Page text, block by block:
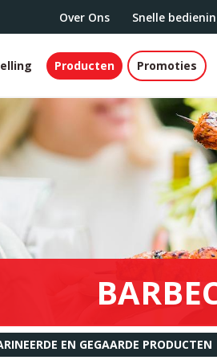
Over Ons Snelle
Producten Promoties
EN GEGAARDE PRODUCTEN